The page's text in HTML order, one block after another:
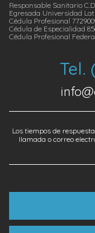
Responsable Sanitario
Egresada Universidad
Cédula Profesional
Cédula de Especialidad
Cédula Profesional
Tel.
Los tiempos de
llamada o correo